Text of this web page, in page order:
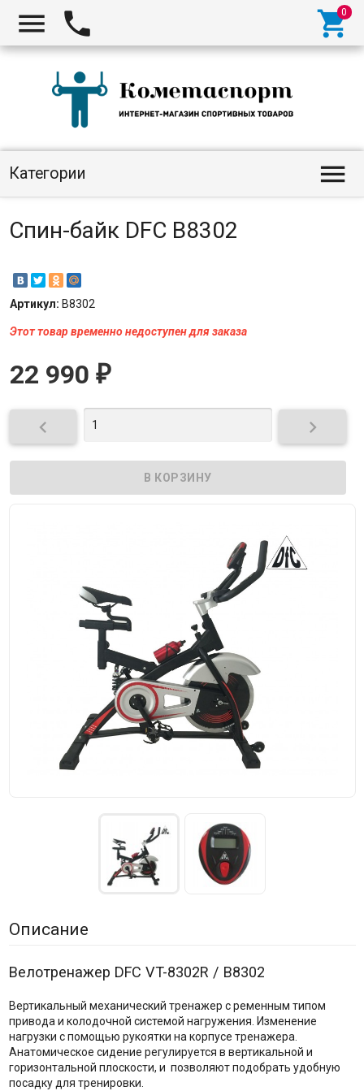
  
Категории 
Спин-байк DFC B8302
Артикул: B8302
Этот товар временно недоступен для заказа
22 990 ₽
 
Описание
Велотренажер DFC VT-8302R / B8302
Вертикальный механический тренажер с ременным типом
привода и колодочной системой нагружения. Изменение
нагрузки с помощью рукоятки на корпусе тренажера.
Анатомическое сидение регулируется в вертикальной и
горизонтальной плоскости, и позволяют подобрать удобную
посадку для тренировки.